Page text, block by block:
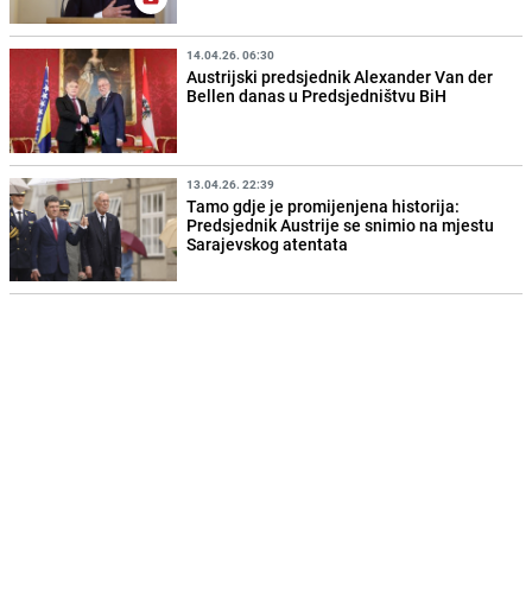
14.04.26. 06:30
Austrijski predsjednik Alexander Van der
Bellen danas u Predsjedništvu BiH
13.04.26. 22:39
Tamo gdje je promijenjena historija:
Predsjednik Austrije se snimio na mjestu
Sarajevskog atentata